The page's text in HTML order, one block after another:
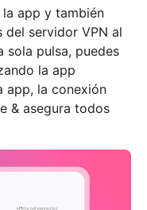
app y también
del servidor VPN al
sola pulsa, puedes
la app
app, la conexión
& asegura todos